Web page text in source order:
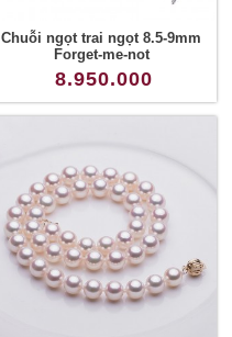
Chuỗi ngọt trai ngọt 8.5-9mm
Forget-me-not
8.950.000